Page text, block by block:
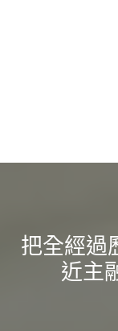
把全經過
近主